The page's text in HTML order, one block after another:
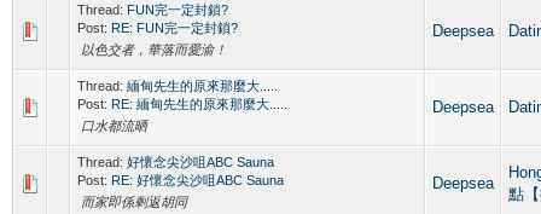
Thread: FUN完一定封鎖?
Post: RE: FUN完一定封鎖?
以色交者，華落而愛渝！
Deepsea
Thread: 緬甸先生的原來那麼大.....
Post: RE: 緬甸先生的原來那麼大.....
口水都流晒
Deepsea
Thread: 好懷念尖沙咀ABC Sauna
Post: RE: 好懷念尖沙咀ABC Sauna
而家即係剩返胡同
Deepsea
點